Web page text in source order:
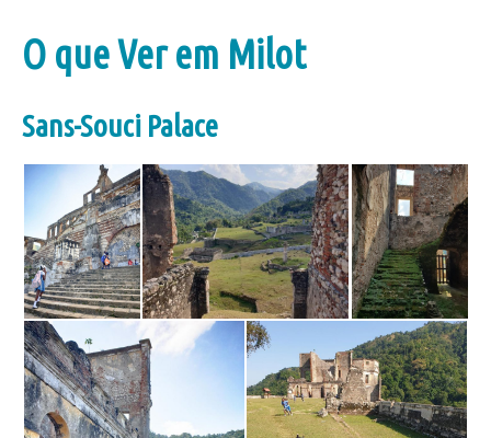
O que Ver em Milot
Sans-Souci Palace